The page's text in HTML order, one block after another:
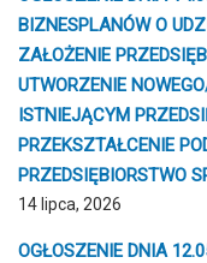
BIZNESPLANÓW O
ZAŁOŻENIE
UTWORZENIE
ISTNIEJĄCYM
PRZEKSZTAŁCENIE
PRZEDSIĘBIORSTWO
14 lipca, 2026
OGŁOSZENIE DNIA